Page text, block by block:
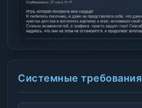
Системные требования